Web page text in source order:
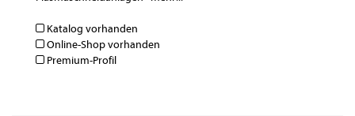
Katalog vorhanden
Online-Shop vorhanden
Premium-Profil